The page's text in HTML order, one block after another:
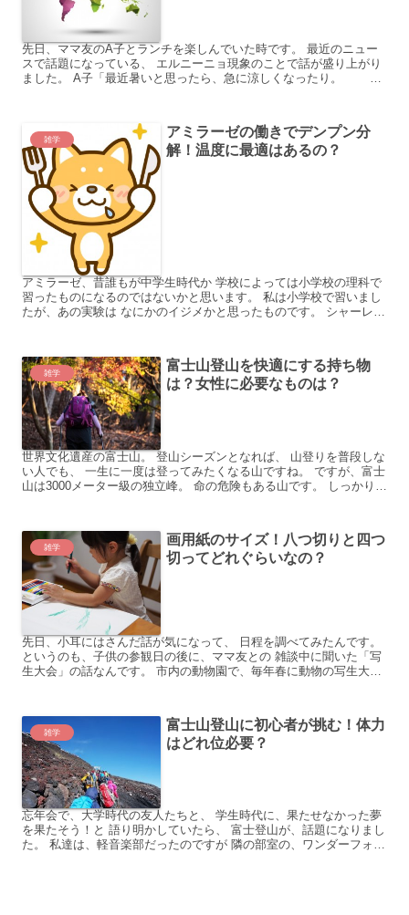
先日、ママ友のA子とランチを楽しんでいた時です。 最近のニュー
スで話題になっている、 エルニーニョ現象のことで話が盛り上がり
ました。 A子「最近暑いと思ったら、急に涼しくなったり。
雑学
アミラーゼの働きでデンプン分
解！温度に最適はあるの？
アミラーゼ、昔誰もが中学生時代か 学校によっては小学校の理科で
習ったものになるのではないかと思います。 私は小学校で習いまし
たが、あの実験は なにかのイジメかと思ったものです。 シャーレに
雑学
富士山登山を快適にする持ち物
は？女性に必要なものは？
世界文化遺産の富士山。 登山シーズンとなれば、 山登りを普段しな
い人でも、 一生に一度は登ってみたくなる山ですね。 ですが、富士
山は3000メーター級の独立峰。 命の危険もある山です。 しっかりと
雑学
画用紙のサイズ！八つ切りと四つ
切ってどれぐらいなの？
先日、小耳にはさんだ話が気になって、 日程を調べてみたんです。
というのも、子供の参観日の後に、ママ友との 雑談中に聞いた「写
生大会」の話なんです。 市内の動物園で、毎年春に動物の写生大会
雑学
富士山登山に初心者が挑む！体力
はどれ位必要？
忘年会で、大学時代の友人たちと、 学生時代に、果たせなかった夢
を果たそう！と 語り明かしていたら、 富士登山が、話題になりまし
た。 私達は、軽音楽部だったのですが 隣の部室の、ワンダーフォー